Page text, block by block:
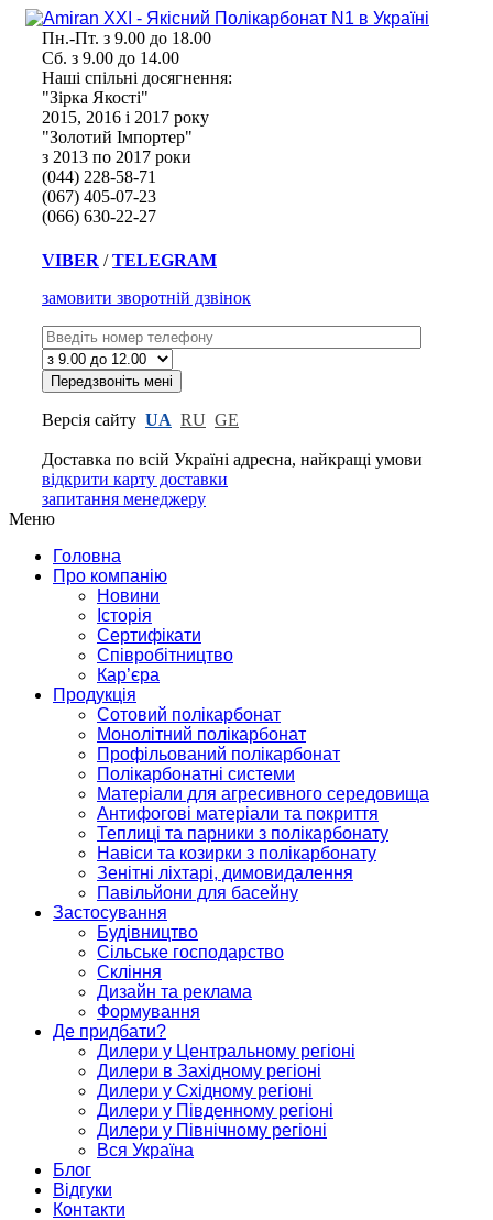
Пн.-Пт. з 9.00 до 18.00
Сб. з 9.00 до 14.00
Наші спільні досягнення:
"Зірка Якості"
2015, 2016 і 2017 року
"Золотий Імпортер"
з 2013 по 2017 роки
(044) 228-58-71
(067) 405-07-23
(066) 630-22-27
VIBER /TELEGRAM
замовити зворотній дзвінок
Версія сайту UA RU GE
Доставка по всій Україні адресна, найкращі умови
відкрити карту доставки
запитання менеджеру
Меню
Головна
Про компанію
Новини
Історія
Сертифікати
Співробітництво
Кар’єра
Продукція
Сотовий полікарбонат
Монолітний полікарбонат
Профільований полікарбонат
Полікарбонатні системи
Матеріали для агресивного середовища
Антифогові матеріали та покриття
Теплиці та парники з полікарбонату
Навіси та козирки з полікарбонату
Зенітні ліхтарі, димовидалення
Павільйони для басейну
Застосування
Будівництво
Сільське господарство
Скління
Дизайн та реклама
Формування
Де придбати?
Дилери у Центральному регіоні
Дилери в Західному регіоні
Дилери у Східному регіоні
Дилери у Південному регіоні
Дилери у Північному регіоні
Вся Україна
Блог
Відгуки
Контакти